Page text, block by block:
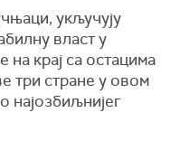
укључују
власт у
на крај са остацима
три стране у овом
најозбиљнијег